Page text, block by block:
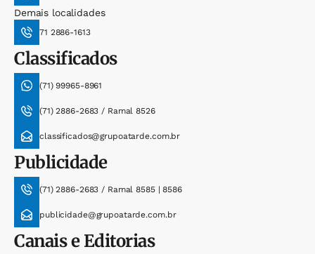
Demais localidades
71 2886-1613
Classificados
(71) 99965-8961
(71) 2886-2683 / Ramal 8526
classificados@grupoatarde.com.br
Publicidade
(71) 2886-2683 / Ramal 8585 | 8586
publicidade@grupoatarde.com.br
Canais e Editorias